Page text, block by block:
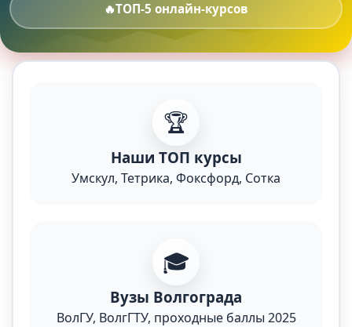
🔥ТОП-5 онлайн-курсов
🏆
Наши ТОП курсы
Умскул, Тетрика, Фоксфорд, Сотка
🎓
Вузы Волгограда
ВолГУ, ВолгГТУ, проходные баллы 2025